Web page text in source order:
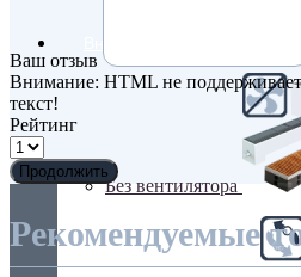
Без вентилятора
Ваш отзыв
Внимание: HTML не
текст!
Рейтинг
Продолжить
Рекомендуемые